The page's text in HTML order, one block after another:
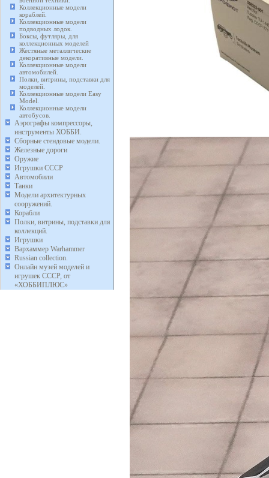
Коллекционные модели
кораблей.
Коллекционные модели
подводных лодок.
Боксы, футляры, для
коллекционных моделей
Жестяные металлические
декоративные модели.
Коллекционные модели
автомобилей.
Полки, витрины, подставки для
моделей.
Коллекционные модели Easy
Model.
Коллекционные модели
автобусов.
Аэрографы компрессоры,
инструменты ХОББИ.
Сборные стендовые модели.
Железные дороги
Оружие
Игрушки СССР
Автомобили
Танки
Модели архитектурных
сооружений.
Корабли
Полки, витрины, подставки для
коллекций.
Игрушки
Вархаммер Warhammer
Russian collection.
Онлайн музей моделей и
игрушек СССР, от
«ХОББИПЛЮС»